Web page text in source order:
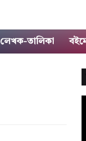
লেখক-তালিকা